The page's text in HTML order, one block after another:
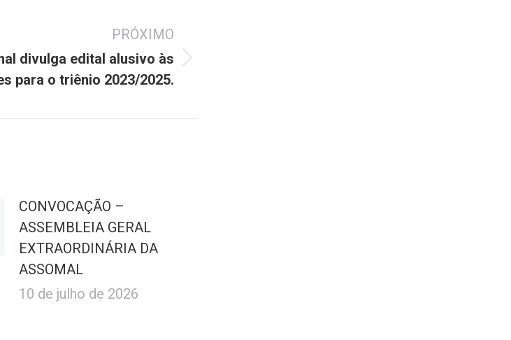
PRÓXIMO
divulga edital alusivo às
para o triênio 2023/2025.
CONVOCAÇÃO –
ASSEMBLEIA GERAL
EXTRAORDINÁRIA DA
ASSOMAL
10 de julho de 2026